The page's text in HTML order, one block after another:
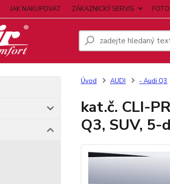
JAK NAKUPOVAT ZÁKAZNICKÝ SERVIS
Úvod AUDI - Audi Q3
kat.č. CLI-
Q3, SUV,